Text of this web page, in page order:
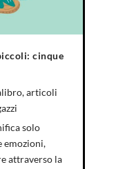
cinque
,articoli
solo
emozioni,
attraverso la